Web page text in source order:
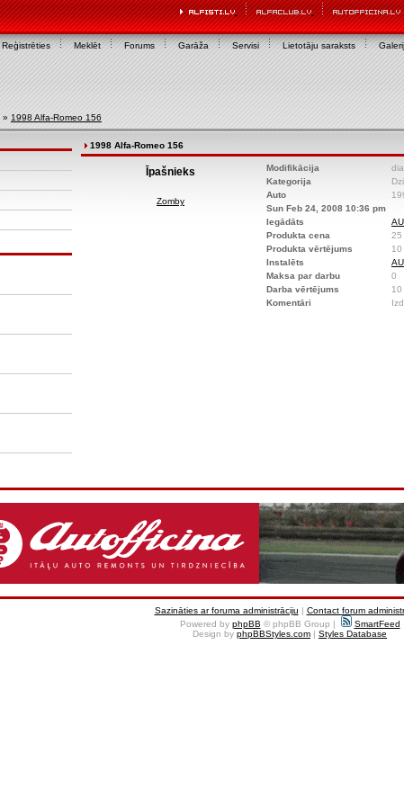
Reģistrēties Meklēt Forums Garāža Servisi Lietotāju saraksts
» 1998 Alfa-Romeo 156
1998 Alfa-Romeo 156
Īpašnieks
Zomby
Modifikācija
Kategorija
Auto
Sun Feb 24, 2008 10:36 pm
Iegādāts
Produkta cena
25
Produkta vērtējums
10
Instalēts
Maksa par darbu
0
Darba vērtējums
10
Komentāri
Sazināties ar foruma administrāciju | Contact forum
Powered by phpBB © phpBB Group |
SmartFeed
Design by phpBBStyles.com | Styles Database